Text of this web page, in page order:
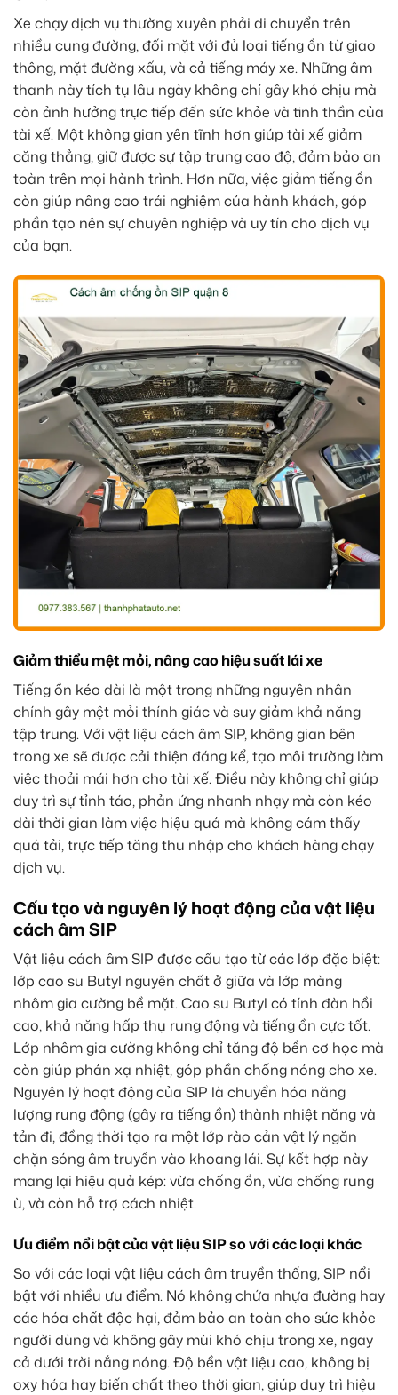
Xe chạy dịch vụ thường xuyên phải di chuyển trên
nhiều cung đường, đối mặt với đủ loại tiếng ồn từ giao
thông, mặt đường xấu, và cả tiếng máy xe. Những âm
thanh này tích tụ lâu ngày không chỉ gây khó chịu mà
còn ảnh hưởng trực tiếp đến sức khỏe và tinh thần của
tài xế. Một không gian yên tĩnh hơn giúp tài xế giảm
căng thẳng, giữ được sự tập trung cao độ, đảm bảo an
toàn trên mọi hành trình. Hơn nữa, việc giảm tiếng ồn
còn giúp nâng cao trải nghiệm của hành khách, góp
phần tạo nên sự chuyên nghiệp và uy tín cho dịch vụ
của bạn.
Giảm thiểu mệt mỏi, nâng cao hiệu suất lái xe
Tiếng ồn kéo dài là một trong những nguyên nhân
chính gây mệt mỏi thính giác và suy giảm khả năng
tập trung. Với vật liệu cách âm SIP, không gian bên
trong xe sẽ được cải thiện đáng kể, tạo môi trường làm
việc thoải mái hơn cho tài xế. Điều này không chỉ giúp
duy trì sự tỉnh táo, phản ứng nhanh nhạy mà còn kéo
dài thời gian làm việc hiệu quả mà không cảm thấy
quá tải, trực tiếp tăng thu nhập cho khách hàng chạy
dịch vụ.
Cấu tạo và nguyên lý hoạt động của vật liệu
cách âm SIP
Vật liệu cách âm SIP được cấu tạo từ các lớp đặc biệt:
lớp cao su Butyl nguyên chất ở giữa và lớp màng
nhôm gia cường bề mặt. Cao su Butyl có tính đàn hồi
cao, khả năng hấp thụ rung động và tiếng ồn cực tốt.
Lớp nhôm gia cường không chỉ tăng độ bền cơ học mà
còn giúp phản xạ nhiệt, góp phần chống nóng cho xe.
Nguyên lý hoạt động của SIP là chuyển hóa năng
lượng rung động (gây ra tiếng ồn) thành nhiệt năng và
tản đi, đồng thời tạo ra một lớp rào cản vật lý ngăn
chặn sóng âm truyền vào khoang lái. Sự kết hợp này
mang lại hiệu quả kép: vừa chống ồn, vừa chống rung
ù, và còn hỗ trợ cách nhiệt.
Ưu điểm nổi bật của vật liệu SIP so với các loại khác
So với các loại vật liệu cách âm truyền thống, SIP nổi
bật với nhiều ưu điểm. Nó không chứa nhựa đường hay
các hóa chất độc hại, đảm bảo an toàn cho sức khỏe
người dùng và không gây mùi khó chịu trong xe, ngay
cả dưới trời nắng nóng. Độ bền vật liệu cao, không bị
oxy hóa hay biến chất theo thời gian, giúp duy trì hiệu